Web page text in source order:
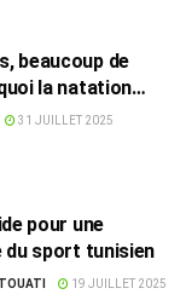
beaucoup de
la natation
t-elle
31 JUILLET 2025
pour une
sport tunisien
19 JUILLET 2025